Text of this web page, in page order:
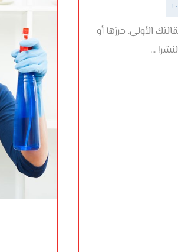
الأولى. حررّها أو
...